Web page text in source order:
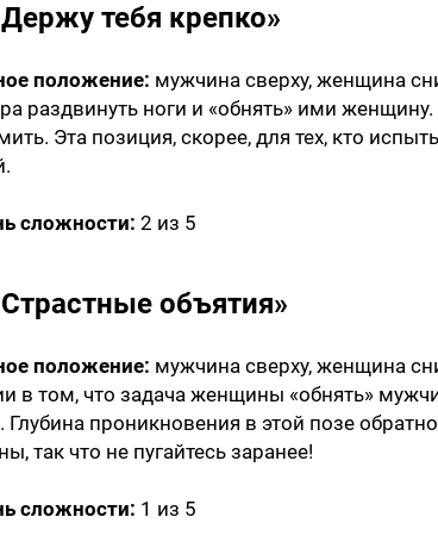
тебя крепко»
положение: мужчина сверху, женщина
раздвинуть ноги и «обнять» ими
Эта позиция, скорее, для тех, кто
сложности: 2 из 5
объятия»
положение: мужчина сверху, женщина
в том, что задача женщины «обнять»
Глубина проникновения в этой позе
так что не пугайтесь заранее!
сложности: 1 из 5